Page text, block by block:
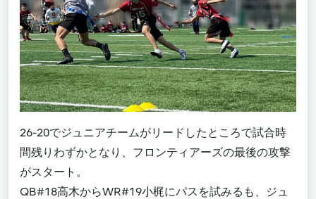
26-20でジュニアチームがリードしたところで試合時
間残りわずかとなり、フロンティアーズの最後の攻撃
がスタート。
QB#18高木からWR#19小梶にパスを試みるも、ジュ